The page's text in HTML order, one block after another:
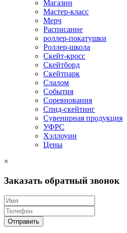
Магазин
Мастер-класс
Мерч
Расписание
роллер-покатушки
Роллер-школа
Скейт-кросс
Скейтборд
Скейтпарк
Слалом
События
Соревнования
Спид-скейтинг
Сувенирная продукция
УФРС
Хэллоуин
Цены
×
Заказать обратный звонок
Отправить